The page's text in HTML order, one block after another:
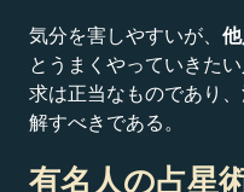
気分を害しやすいが、
とうまくやっていきた
求は正当なものであり
解すべきである。
有名人の占星